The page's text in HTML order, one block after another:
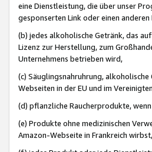
eine Dienstleistung, die über unser
gesponserten Link oder einen
(b) jedes alkoholische Getränk, das
Lizenz zur Herstellung, zum
Unternehmens betrieben wird,
(c) Säuglingsnahruhrung,
Webseiten in der EU und im
(d) pflanzliche Raucherprodukte,
(e) Produkte ohne medizinischen
Amazon-Webseite in Frankreich wirbst,